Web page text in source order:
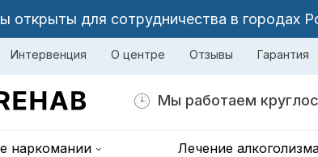
открыты для сотрудничества в городах
Интервенция О центре Отзывы Гарантия
Мы работаем
наркомании Лечение